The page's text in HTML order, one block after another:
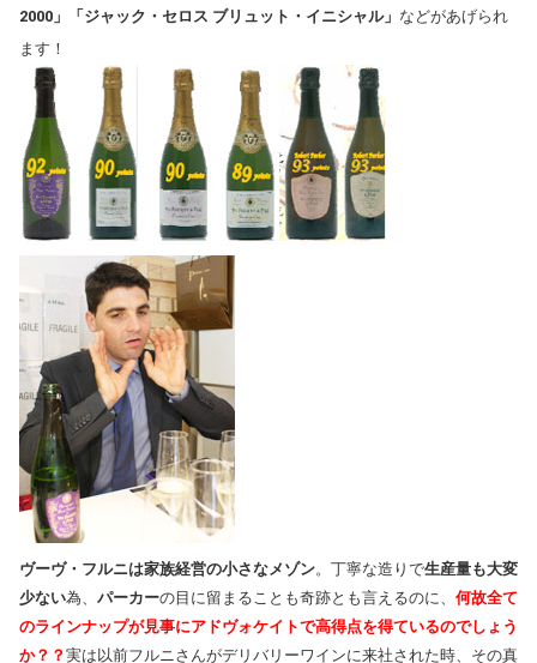
2000」「ジャック・セロス ブリュット・イニシャル」 などがあげられ
ます！
ヴーヴ・フルニは家族経営の小さなメゾン。丁寧な造りで生産量も大変
少ない為、 パーカーの目に留まることも奇跡とも言えるのに、 何故全て
のラインナップが見事にアドヴォケイトで高得点を得ているのでしょう
か？？ 実は以前フルニさんがデリバリーワインに来社された時、その真